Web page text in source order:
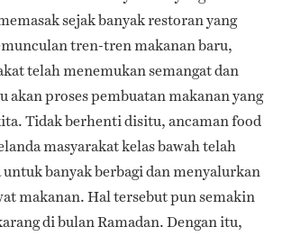
sejak banyak restoran yang
tren-tren makanan baru,
telah menemukan semangat dan
akan proses pembuatan makanan yang
Tidak berhenti disitu, ancaman food
masyarakat kelas bawah telah
banyak berbagi dan menyalurkan
makanan. Hal tersebut pun semakin
di bulan Ramadan. Dengan itu,